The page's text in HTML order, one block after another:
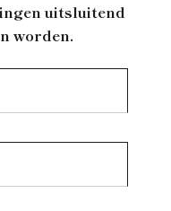
uitsluitend
worden.